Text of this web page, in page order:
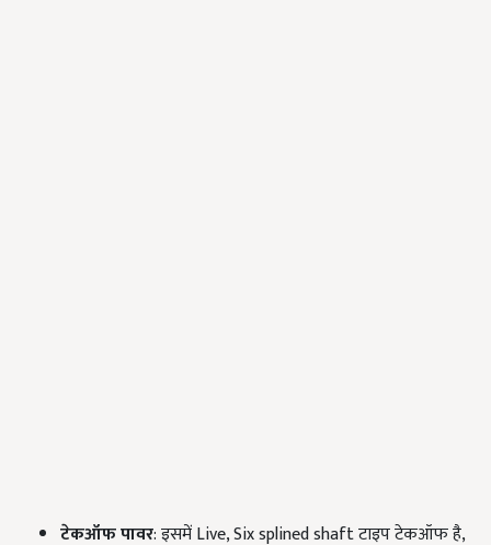
टेकऑफ पावर: इसमें Live, Six splined shaft टाइप टेकऑफ है,